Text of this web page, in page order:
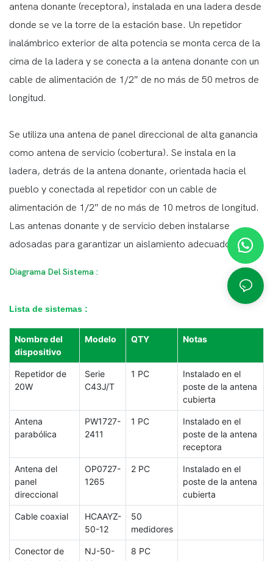
antena donante (receptora), instalada en una ladera desde
donde se ve la torre de la estación base. Un repetidor
inalámbrico exterior de alta potencia se monta cerca de la
cima de la ladera y se conecta a la antena donante con un
cable de alimentación de 1/2″ de no más de 50 metros de
longitud.
Se utiliza una antena de panel direccional de alta ganancia
como antena de servicio (cobertura). Se instala en la
ladera, detrás de la antena donante, orientada hacia el
pueblo y conectada al repetidor con un cable de
alimentación de 1/2″ de no más de 10 metros de longitud.
Las antenas donante y de servicio deben instalarse
adosadas para garantizar un aislamiento adecuado.
Diagrama Del Sistema :
Lista de sistemas :
Nombre del
dispositivo
Modelo QTY Notas
Repetidor de
20W
Serie
C43J/T
1 PC
Instalado en el
poste de la antena
cubierta
Antena
parabólica
PW1727-
2411
1 PC
Instalado en el
poste de la antena
receptora
Antena del
panel
direccional
OP0727-
1265
2 PC
Instalado en el
poste de la antena
cubierta
Cable coaxial
HCAAYZ-
50-12
50
medidores
Conector de
NJ-50-
8 PC